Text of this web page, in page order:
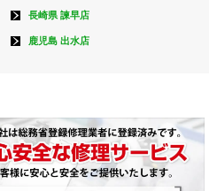
長崎県 諫早店
鹿児島 出水店